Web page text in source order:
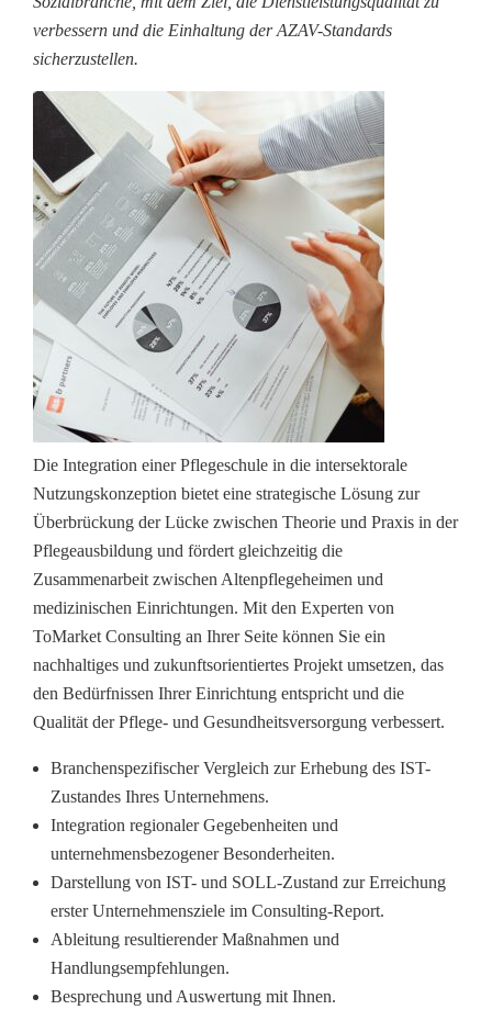
verbessern und die Einhaltung der AZAV-Standards
sicherzustellen.
Die Integration einer Pflegeschule in die intersektorale
Nutzungskonzeption bietet eine strategische Lösung zur
Überbrückung der Lücke zwischen Theorie und Praxis in der
Pflegeausbildung und fördert gleichzeitig die
Zusammenarbeit zwischen Altenpflegeheimen und
medizinischen Einrichtungen. Mit den Experten von
ToMarket Consulting an Ihrer Seite können Sie ein
nachhaltiges und zukunftsorientiertes Projekt umsetzen, das
den Bedürfnissen Ihrer Einrichtung entspricht und die
Qualität der Pflege- und Gesundheitsversorgung verbessert.
Branchenspezifischer Vergleich zur Erhebung des IST-
Zustandes Ihres Unternehmens.
Integration regionaler Gegebenheiten und
unternehmensbezogener Besonderheiten.
Darstellung von IST- und SOLL-Zustand zur Erreichung
erster Unternehmensziele im Consulting-Report.
Ableitung resultierender Maßnahmen und
Handlungsempfehlungen.
Besprechung und Auswertung mit Ihnen.